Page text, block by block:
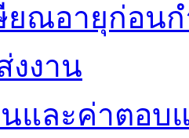
ยณอายุก่อน
งงาน
นและค่าตอบ